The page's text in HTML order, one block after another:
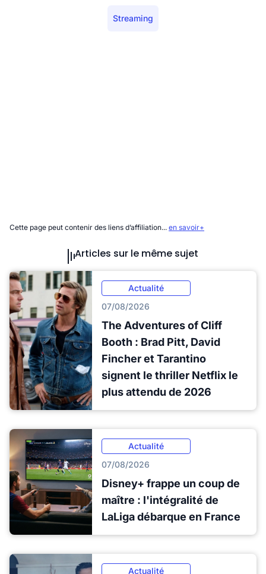
Streaming
Cette page peut contenir des liens d’affiliation... en savoir+
Articles sur le même sujet
Actualité
07/08/2026
The Adventures of Cliff
Booth : Brad Pitt, David
Fincher et Tarantino
signent le thriller Netflix le
plus attendu de 2026
Actualité
07/08/2026
Disney+ frappe un coup de
maître : l'intégralité de
LaLiga débarque en France
Actualité